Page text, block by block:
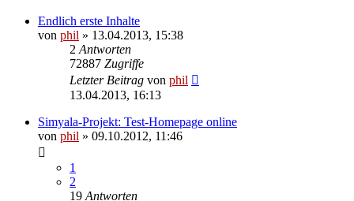
Endlich erste Inhalte
von phil » 13.04.2013, 15:38
2 Antworten
72887 Zugriffe
Letzter Beitrag von phil
13.04.2013, 16:13
Simyala-Projekt: Test-Homepage online
von phil » 09.10.2012, 11:46
1
2
19 Antworten